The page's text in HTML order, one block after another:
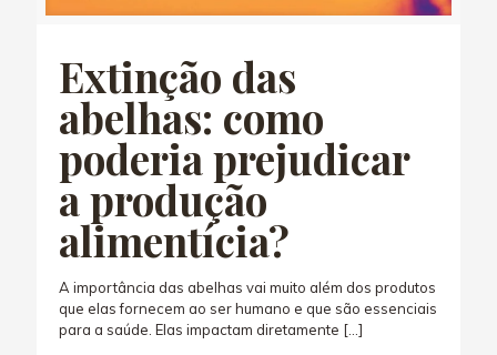
Extinção das
abelhas: como
poderia prejudicar
a produção
alimentícia?
A importância das abelhas vai muito além dos produtos
que elas fornecem ao ser humano e que são essenciais
para a saúde. Elas impactam diretamente […]